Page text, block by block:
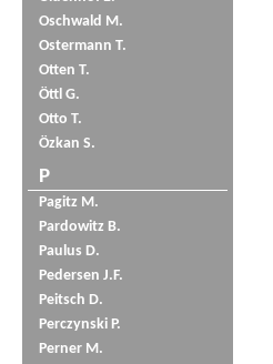
Oschwald M.
Ostermann T.
Otten T.
Öttl G.
Otto T.
Özkan S.
P
Pagitz M.
Pardowitz B.
Paulus D.
Pedersen J.F.
Peitsch D.
Perczynski P.
Perner M.